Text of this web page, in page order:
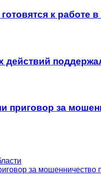
к работе
приговор за
за мошенничество